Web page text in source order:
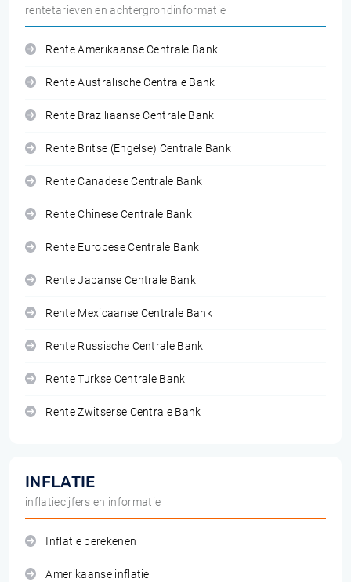
rentetarieven en achtergrondinformatie
Rente Amerikaanse Centrale Bank
Rente Australische Centrale Bank
Rente Braziliaanse Centrale Bank
Rente Britse (Engelse) Centrale Bank
Rente Canadese Centrale Bank
Rente Chinese Centrale Bank
Rente Europese Centrale Bank
Rente Japanse Centrale Bank
Rente Mexicaanse Centrale Bank
Rente Russische Centrale Bank
Rente Turkse Centrale Bank
Rente Zwitserse Centrale Bank
INFLATIE
inflatiecijfers en informatie
Inflatie berekenen
Amerikaanse inflatie